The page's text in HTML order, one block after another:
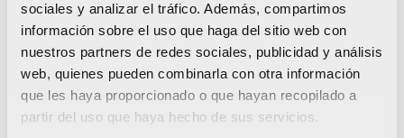
sociales y analizar el tráfico. Además, compartimos
información sobre el uso que haga del sitio web con
nuestros partners de redes sociales, publicidad y análisis
web, quienes pueden combinarla con otra información
que les haya proporcionado o que hayan recopilado a
partir del uso que haya hecho de sus servicios.
Queremos dar un
paso más para que la
Comunitat
Valenciana se